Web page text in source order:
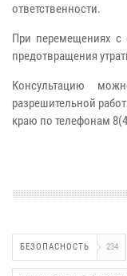
ответственности.
При перемещениях
предотвращения
Консультацию
разрешительной
краю по телефонам
БЕЗОПАСНОСТЬ 234